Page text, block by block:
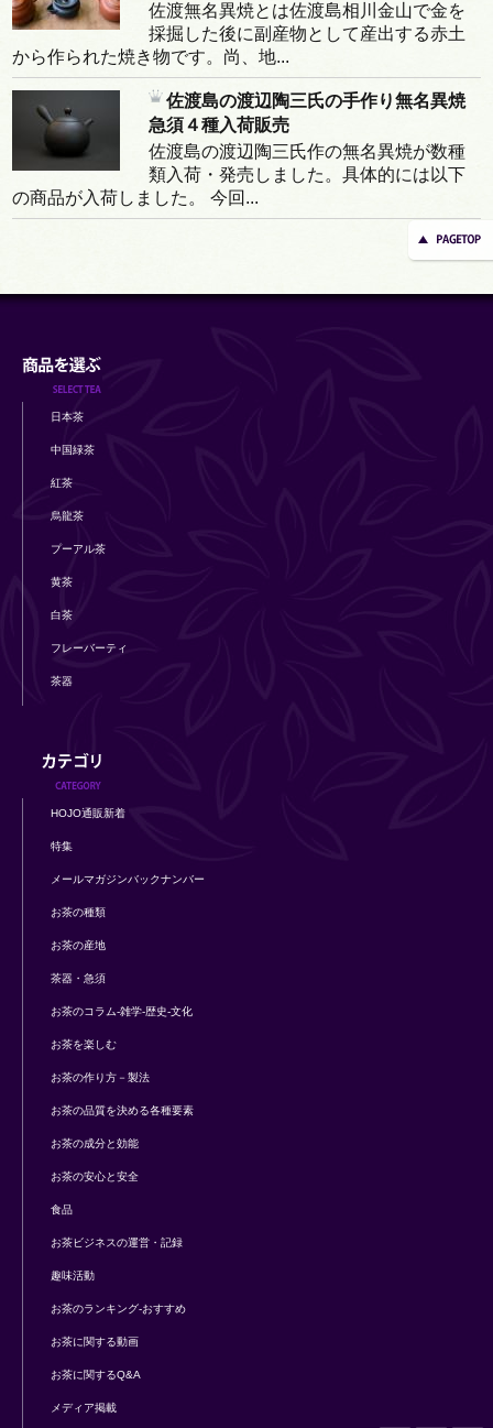
佐渡無名異焼とは佐渡島相川金山で金を
採掘した後に副産物として産出する赤土
から作られた焼き物です。尚、地...
佐渡島の渡辺陶三氏の手作り無名異焼
急須４種入荷販売
佐渡島の渡辺陶三氏作の無名異焼が数種
類入荷・発売しました。具体的には以下
の商品が入荷しました。 今回...
日本茶
中国緑茶
紅茶
烏龍茶
プーアル茶
黄茶
白茶
フレーバーティ
茶器
HOJO通販新着
特集
メールマガジンバックナンバー
お茶の種類
お茶の産地
茶器・急須
お茶のコラム-雑学-歴史-文化
お茶を楽しむ
お茶の作り方－製法
お茶の品質を決める各種要素
お茶の成分と効能
お茶の安心と安全
食品
お茶ビジネスの運営・記録
趣味活動
お茶のランキング-おすすめ
お茶に関する動画
お茶に関するQ&A
メディア掲載